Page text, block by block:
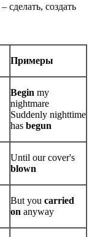
– сделать, создать
Примеры
Begin my
nightmare
Suddenly nighttime
has begun
Until our cover's
blown
But you carried
on anyway